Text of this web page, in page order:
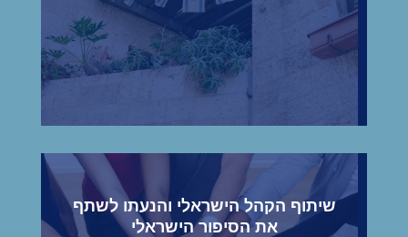
שיתוף הקהל הישראלי והנעתו לשתף
את הסיפור הישראלי